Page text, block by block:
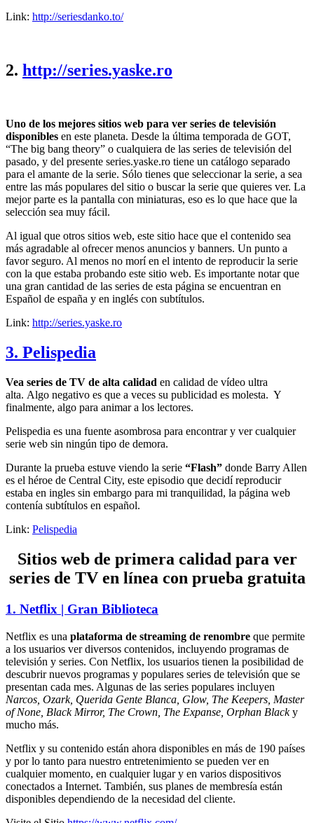
Link: http://seriesdanko.to/
2. http://series.yaske.ro
Uno de los mejores sitios web para ver series de televisión
disponibles en este planeta. Desde la última temporada de GOT,
“The big bang theory” o cualquiera de las series de televisión del
pasado, y del presente series.yaske.ro tiene un catálogo separado
para el amante de la serie. Sólo tienes que seleccionar la serie, a sea
entre las más populares del sitio o buscar la serie que quieres ver. La
mejor parte es la pantalla con miniaturas, eso es lo que hace que la
selección sea muy fácil.
Al igual que otros sitios web, este sitio hace que el contenido sea
más agradable al ofrecer menos anuncios y banners. Un punto a
favor seguro. Al menos no morí en el intento de reproducir la serie
con la que estaba probando este sitio web. Es importante notar que
una gran cantidad de las series de esta página se encuentran en
Español de españa y en inglés con subtítulos.
Link: http://series.yaske.ro
3. Pelispedia
Vea series de TV de alta calidad en calidad de vídeo ultra
alta. Algo negativo es que a veces su publicidad es molesta. Y
finalmente, algo para animar a los lectores.
Pelispedia es una fuente asombrosa para encontrar y ver cualquier
serie web sin ningún tipo de demora.
Durante la prueba estuve viendo la serie “Flash” donde Barry Allen
es el héroe de Central City, este episodio que decidí reproducir
estaba en ingles sin embargo para mi tranquilidad, la página web
contenía subtítulos en español.
Link: Pelispedia
Sitios web de primera calidad para ver
series de TV en línea con prueba gratuita
1. Netflix | Gran Biblioteca
Netflix es una plataforma de streaming de renombre que permite
a los usuarios ver diversos contenidos, incluyendo programas de
televisión y series. Con Netflix, los usuarios tienen la posibilidad de
descubrir nuevos programas y populares series de televisión que se
presentan cada mes. Algunas de las series populares incluyen
Narcos, Ozark, Querida Gente Blanca, Glow, The Keepers, Master
of None, Black Mirror, The Crown, The Expanse, Orphan Blacky
mucho más.
Netflix y su contenido están ahora disponibles en más de 190 países
y por lo tanto para nuestro entretenimiento se pueden ver en
cualquier momento, en cualquier lugar y en varios dispositivos
conectados a Internet. También, sus planes de membresía están
disponibles dependiendo de la necesidad del cliente.